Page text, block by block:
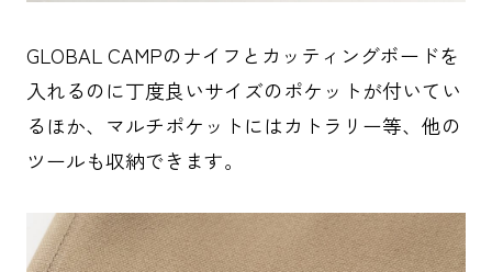
GLOBAL CAMPのナイフとカッティングボードを
入れるのに丁度良いサイズのポケットが付いてい
るほか、マルチポケットにはカトラリー等、他の
ツールも収納できます。